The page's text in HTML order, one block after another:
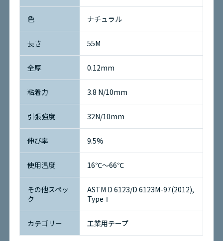
色 ナチュラル
長さ 55M
全厚 0.12mm
粘着力 3.8 N/10mm
引張強度 32N/10mm
伸び率 9.5%
使用温度 16℃～66℃
その他スペッ
ク
ASTM D 6123/D 6123M-97(2012),
TypeⅠ
カテゴリー 工業用テープ